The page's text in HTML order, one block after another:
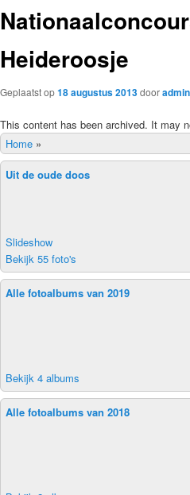
Heideroosje
Geplaatst op18 augustus 2013dooradmin
This content has been archived. It may
Home »
Uit de oude doos
Slideshow
Bekijk 55 foto's
Alle fotoalbums van 2019
Bekijk 4 albums
Alle fotoalbums van 2018